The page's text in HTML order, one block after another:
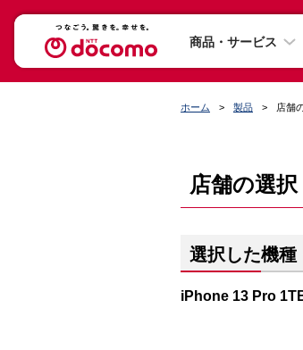
商品・サービス
ホーム 製品 店舗
店舗の選択
選択した機種
iPhone 13 Pro